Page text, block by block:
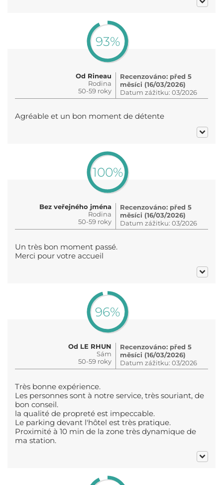
93%
Od Rineau
Rodina
50-59 roky
Recenzováno: před 5
měsíci (16/03/2026)
Datum zážitku: 03/2026
Agréable et un bon moment de détente
100%
Bez veřejného jména
Rodina
50-59 roky
Recenzováno: před 5
měsíci (16/03/2026)
Datum zážitku: 03/2026
Un très bon moment passé.
Merci pour votre accueil
96%
Od LE RHUN
Sám
50-59 roky
Recenzováno: před 5
měsíci (16/03/2026)
Datum zážitku: 03/2026
Très bonne expérience.
Les personnes sont à notre service, très souriant, de
bon conseil.
la qualité de propreté est impeccable.
Le parking devant l'hôtel est très pratique.
Proximité à 10 min de la zone très dynamique de
ma station.